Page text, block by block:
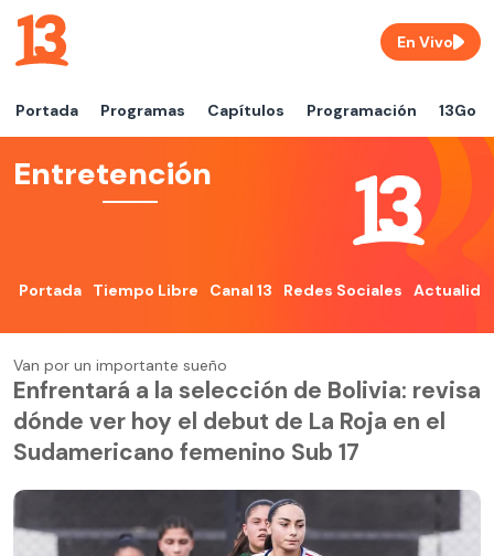
Portada Programas Capítulos Programación 13Go
En Vivo
Entretención
Portada Tiempo Libre Canal 13 Redes Sociales
Van por un importante sueño
Enfrentará a la selección de Bolivia: revisa
dónde ver hoy el debut de La Roja en el
Sudamericano femenino Sub 17